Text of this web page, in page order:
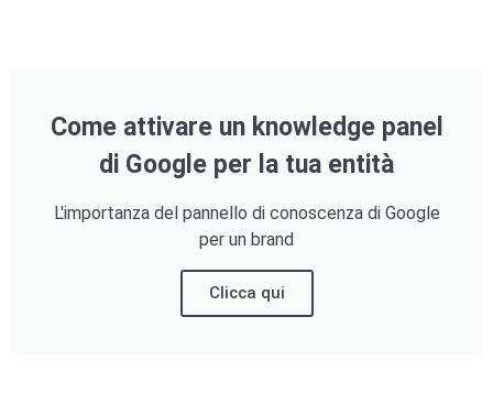
Come attivare un knowledge panel
di Google per la tua entità
L'importanza del pannello di conoscenza di Google
per un brand
Clicca qui